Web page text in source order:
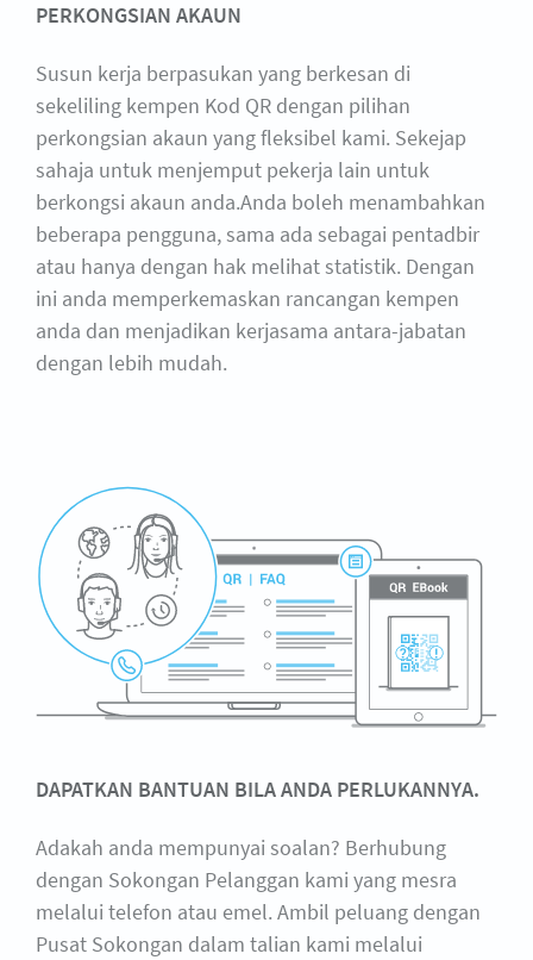
PERKONGSIAN AKAUN
Susun kerja berpasukan yang berkesan di
sekeliling kempen Kod QR dengan pilihan
perkongsian akaun yang fleksibel kami. Sekejap
sahaja untuk menjemput pekerja lain untuk
berkongsi akaun anda.Anda boleh menambahkan
beberapa pengguna, sama ada sebagai pentadbir
atau hanya dengan hak melihat statistik. Dengan
ini anda memperkemaskan rancangan kempen
anda dan menjadikan kerjasama antara-jabatan
dengan lebih mudah.
DAPATKAN BANTUAN BILA ANDA PERLUKANNYA.
Adakah anda mempunyai soalan? Berhubung
dengan Sokongan Pelanggan kami yang mesra
melalui telefon atau emel. Ambil peluang dengan
Pusat Sokongan dalam talian kami melalui